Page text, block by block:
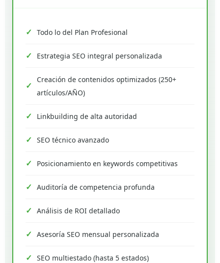
Todo lo del Plan Profesional
Estrategia SEO integral personalizada
Creación de contenidos optimizados (250+
artículos/AÑO)
Linkbuilding de alta autoridad
SEO técnico avanzado
Posicionamiento en keywords competitivas
Auditoría de competencia profunda
Análisis de ROI detallado
Asesoría SEO mensual personalizada
SEO multiestado (hasta 5 estados)